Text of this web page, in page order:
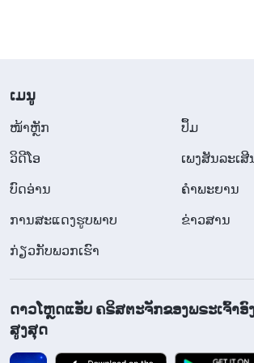
ຂ້ອຍຈະສາມາດເຫັນທຳມະຊາດຂອງລາວ,
ລາວ ແລະ ເສັ້ນທາງທີ່ລາວເດີນໄປ. ຂ້ອຍຄ
ແລະ ເປິດເຜີຍຄວາມຈິງ, ແຕ່ແທນທີ່ຈະເປັ
ເຮັດຕາມປັດຊະຍາຂອງຊາຕານ. “ໃຫ້ສິ່ງຕ່
ເພື່ອໂອກາດໃນອະນາຄົດຂອງຕົວຂອງຂ້ອຍ
ເຫັນວ່າຂ້ອຍເຫັນແກ່ຕົວແນວໃດ, ບໍ່ມີຄວາ
ເຫດຜົນ. ຂ້ອຍຄິດວ່າຕະຫຼອດຫຼາຍປີທີ່ຂ້ອ
ພຣະເຈົ້າ ແລະ ມັກການລ້ຽງດູ ແລະ ການ
ພຣະເຈົ້າ. ເຖິງຢ່າງໃດກໍ່ຕາມໃນເວລາທີ່ສໍ
​ເມ​ນູ
​ໜ້າຫຼັກ
ປຶ້ມ
ວິ​ດີ​ໂອ
ເພງສັນລະເສີ
ບົດອ່ານ
ຄຳພະຍານ
ການສະແດງຮູບພາບ
ຂ່າວສານ
ກ່ຽວກັບພວກເຮົາ
ດາວໂຫຼດແອັບ ຄຣິສຕະຈັກຂອງພຣະເຈົ້າອົ
ສູງສຸດ